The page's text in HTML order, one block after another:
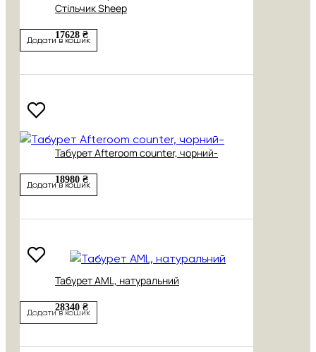
Стільчик Sheep
17628 ₴
Додати в кошик
Табурет Afteroom counter, чорний-
18980 ₴
Додати в кошик
Табурет AML, натуральний
28340 ₴
Додати в кошик